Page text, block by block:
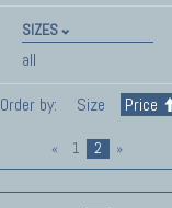
SIZES
all
Order by:
Size Price
« 1 2 »